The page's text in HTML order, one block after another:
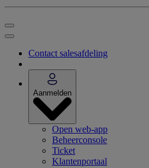
Contact salesafdeling
Aanmelden
Open web-app
Beheerconsole
Ticket
Klantenportaal